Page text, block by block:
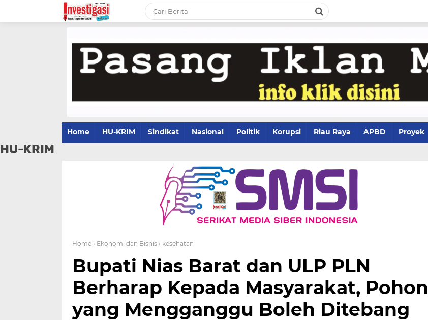
Home HU-KRIM Sindikat Nasional Politik Korupsi Riau Raya APBD Proyek
HU-KRIM
Home › Ekonomi dan Bisnis › kesehatan
Bupati Nias Barat dan ULP PLN
Berharap Kepada Masyarakat, Pohon
yang Mengganggu Boleh Ditebang